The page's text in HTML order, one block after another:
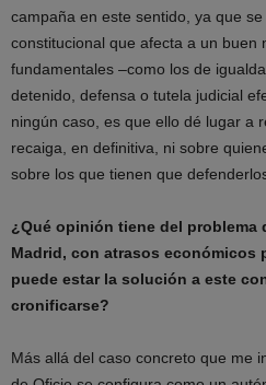
campaña en este sentido, ya que
constitucional que afecta a un buen
fundamentales –como los de
detenido, defensa o tutela judicial
ningún caso, es que ello dé lugar a
recaiga, en definitiva, ni sobre
sobre los que tienen que
¿Qué opinión tiene del problema
Madrid, con atrasos económicos
puede estar la solución a este
cronificarse?
Más allá del caso concreto que me